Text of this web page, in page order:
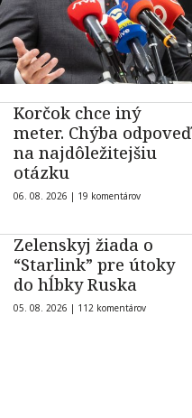
Korčok chce iný
meter. Chýba odpoveď
na najdôležitejšiu
otázku
06. 08. 2026 | 19 komentárov
Zelenskyj žiada o
“Starlink” pre útoky
do hĺbky Ruska
05. 08. 2026 | 112 komentárov